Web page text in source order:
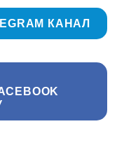
КАНАЛ